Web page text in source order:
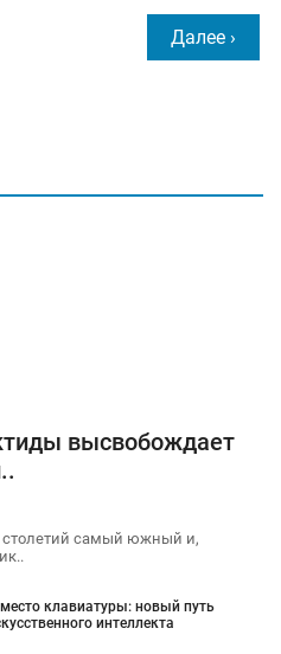
Далее ›
высвобождает
столетий самый южный и,
клавиатуры: новый путь
интеллекта